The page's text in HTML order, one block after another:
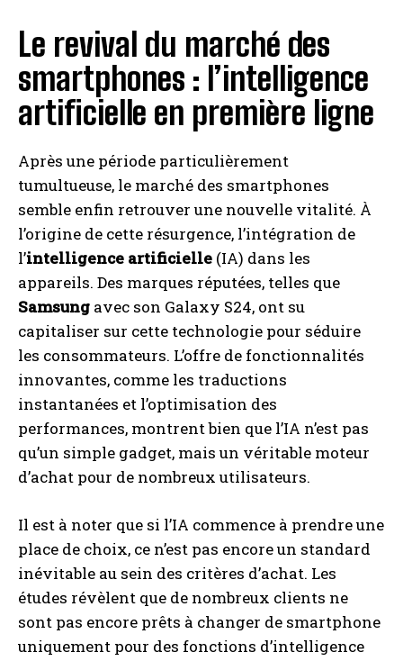
Le revival du marché des
smartphones : l’intelligence
artificielle en première ligne
Après une période particulièrement
tumultueuse, le marché des smartphones
semble enfin retrouver une nouvelle vitalité. À
l’origine de cette résurgence, l’intégration de
l’intelligence artificielle (IA) dans les
appareils. Des marques réputées, telles que
Samsung avec son Galaxy S24, ont su
capitaliser sur cette technologie pour séduire
les consommateurs. L’offre de fonctionnalités
innovantes, comme les traductions
instantanées et l’optimisation des
performances, montrent bien que l’IA n’est pas
qu’un simple gadget, mais un véritable moteur
d’achat pour de nombreux utilisateurs.
Il est à noter que si l’IA commence à prendre une
place de choix, ce n’est pas encore un standard
inévitable au sein des critères d’achat. Les
études révèlent que de nombreux clients ne
sont pas encore prêts à changer de smartphone
uniquement pour des fonctions d’intelligence